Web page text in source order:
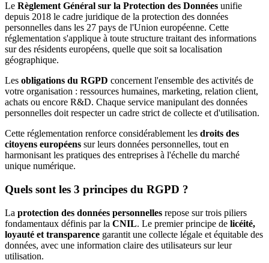
Le Règlement Général sur la Protection des Données unifie
depuis 2018 le cadre juridique de la protection des données
personnelles dans les 27 pays de l'Union européenne. Cette
réglementation s'applique à toute structure traitant des informations
sur des résidents européens, quelle que soit sa localisation
géographique.
Les obligations du RGPD concernent l'ensemble des activités de
votre organisation : ressources humaines, marketing, relation client,
achats ou encore R&D. Chaque service manipulant des données
personnelles doit respecter un cadre strict de collecte et d'utilisation.
Cette réglementation renforce considérablement les droits des
citoyens européens sur leurs données personnelles, tout en
harmonisant les pratiques des entreprises à l'échelle du marché
unique numérique.
Quels sont les 3 principes du RGPD ?
La protection des données personnelles repose sur trois piliers
fondamentaux définis par la CNIL. Le premier principe de licéité,
loyauté et transparence garantit une collecte légale et équitable des
données, avec une information claire des utilisateurs sur leur
utilisation.